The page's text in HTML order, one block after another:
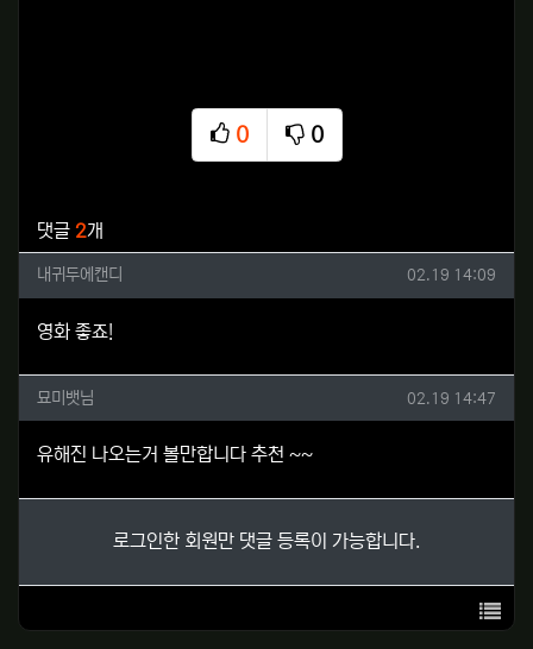
0
추천
0
비추천
댓글 2개
내귀두에캔디님의 댓글
내귀두에캔디 작성일
02.19 14:09
영화 좋죠!
묘미뱃님님의 댓글
묘미뱃님 작성일
02.19 14:47
유해진 나오는거 볼만합니다 추천 ~~
로그인한 회원만 댓글 등록이 가능합니다.
목록